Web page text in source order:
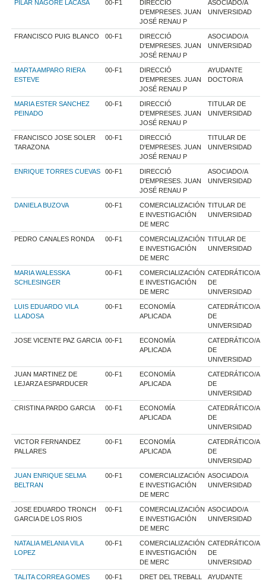
PILAR NAGORE LACASA 00-F1
DIRECCIÓ
D'EMPRESES. JUAN
JOSÉ RENAU P
ASOCIADO/A
UNIVERSIDAD
FRANCISCO PUIG BLANCO 00-F1
DIRECCIÓ
D'EMPRESES. JUAN
JOSÉ RENAU P
ASOCIADO/A
UNIVERSIDAD
MARTA AMPARO RIERA
ESTEVE
00-F1
DIRECCIÓ
D'EMPRESES. JUAN
JOSÉ RENAU P
AYUDANTE
DOCTOR/A
MARIA ESTER SANCHEZ
PEINADO
00-F1
DIRECCIÓ
D'EMPRESES. JUAN
JOSÉ RENAU P
TITULAR DE
UNIVERSIDAD
FRANCISCO JOSE SOLER
TARAZONA
00-F1
DIRECCIÓ
D'EMPRESES. JUAN
JOSÉ RENAU P
TITULAR DE
UNIVERSIDAD
ENRIQUE TORRES CUEVAS 00-F1
DIRECCIÓ
D'EMPRESES. JUAN
JOSÉ RENAU P
ASOCIADO/A
UNIVERSIDAD
DANIELA BUZOVA 00-F1
COMERCIALIZACIÓN
E INVESTIGACIÓN
DE MERC
TITULAR DE
UNIVERSIDAD
PEDRO CANALES RONDA 00-F1
COMERCIALIZACIÓN
E INVESTIGACIÓN
DE MERC
TITULAR DE
UNIVERSIDAD
MARIA WALESSKA
SCHLESINGER
00-F1
COMERCIALIZACIÓN
E INVESTIGACIÓN
DE MERC
CATEDRÁTICO/A
DE
UNIVERSIDAD
LUIS EDUARDO VILA
LLADOSA
00-F1
ECONOMÍA
APLICADA
CATEDRÁTICO/A
DE
UNIVERSIDAD
JOSE VICENTE PAZ GARCIA 00-F1
ECONOMÍA
APLICADA
CATEDRÁTICO/A
DE
UNIVERSIDAD
JUAN MARTINEZ DE
LEJARZA ESPARDUCER
00-F1
ECONOMÍA
APLICADA
CATEDRÁTICO/A
DE
UNIVERSIDAD
CRISTINA PARDO GARCIA 00-F1
ECONOMÍA
APLICADA
CATEDRÁTICO/A
DE
UNIVERSIDAD
VICTOR FERNANDEZ
PALLARES
00-F1
ECONOMÍA
APLICADA
CATEDRÁTICO/A
DE
UNIVERSIDAD
JUAN ENRIQUE SELMA
BELTRAN
00-F1
COMERCIALIZACIÓN
E INVESTIGACIÓN
DE MERC
ASOCIADO/A
UNIVERSIDAD
JOSE EDUARDO TRONCH
GARCIA DE LOS RIOS
00-F1
COMERCIALIZACIÓN
E INVESTIGACIÓN
DE MERC
ASOCIADO/A
UNIVERSIDAD
NATALIA MELANIA VILA
LOPEZ
00-F1
COMERCIALIZACIÓN
E INVESTIGACIÓN
DE MERC
CATEDRÁTICO/A
DE
UNIVERSIDAD
TALITA CORREA GOMES
00-F1
DRET DEL TREBALL
AYUDANTE